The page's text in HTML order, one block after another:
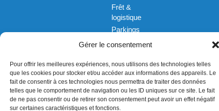
Gérer le consentement
Pour offrir les meilleures expériences, nous utilisons des technologies telles
que les cookies pour stocker et/ou accéder aux informations des appareils. Le
fait de consentir à ces technologies nous permettra de traiter des données
telles que le comportement de navigation ou les ID uniques sur ce site. Le fait
de ne pas consentir ou de retirer son consentement peut avoir un effet négatif
sur certaines caractéristiques et fonctions.
Frêt &
logistique
Parkings
Taxis